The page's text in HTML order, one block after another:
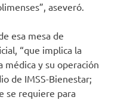
aseveró.
esa mesa de
“que implica la
y su operación
de IMSS-Bienestar;
se requiere para